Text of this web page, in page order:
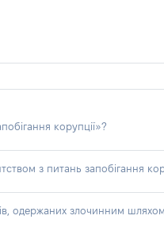
корупції»?
з питань запобігання
одержаних злочинним